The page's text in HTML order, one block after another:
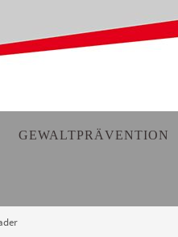
GEWALTPRÄVENTION